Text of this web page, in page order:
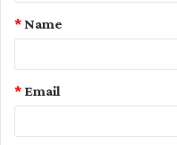
Name
*
Email
*